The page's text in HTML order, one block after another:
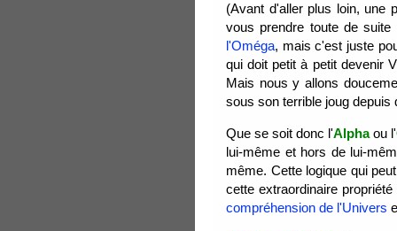
(Avant d'aller plus loin, une
vous prendre toute de
l'Oméga, mais c'est juste
qui doit petit à petit devenir
Mais nous y allons
sous son terrible joug depuis
Que se soit donc l'Alphaou l'
lui-même et hors de lui-
même. Cette logique qui
cette extraordinaire propriété
compréhension de l'Univers